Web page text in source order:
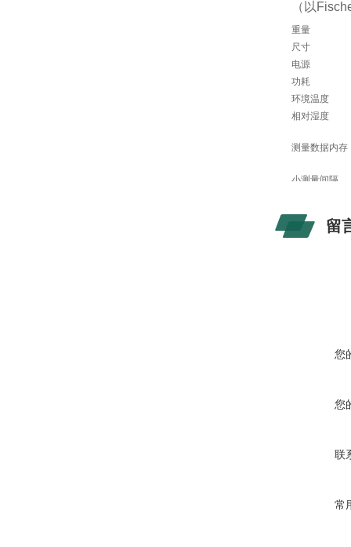
（以
重量
尺寸
电源
功耗
环境温度
相对湿度
测量数据内存
小测量间隔
留
您
您
联
常